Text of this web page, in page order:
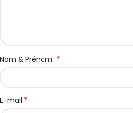
Nom & Prénom *
E-mail *